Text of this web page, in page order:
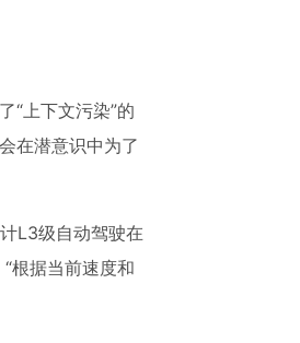
“上下文污染”的
在潜意识中为了
L3级自动驾驶在
“根据当前速度和